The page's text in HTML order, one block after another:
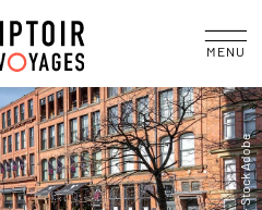
MENU